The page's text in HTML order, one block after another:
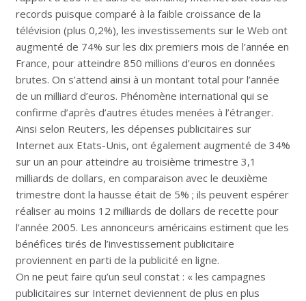
records puisque comparé à la faible croissance de la
télévision (plus 0,2%), les investissements sur le Web ont
augmenté de 74% sur les dix premiers mois de l’année en
France, pour atteindre 850 millions d’euros en données
brutes. On s’attend ainsi à un montant total pour l’année
de un milliard d’euros. Phénomène international qui se
confirme d’après d’autres études menées à l’étranger.
Ainsi selon Reuters, les dépenses publicitaires sur
Internet aux Etats-Unis, ont également augmenté de 34%
sur un an pour atteindre au troisième trimestre 3,1
milliards de dollars, en comparaison avec le deuxième
trimestre dont la hausse était de 5% ; ils peuvent espérer
réaliser au moins 12 milliards de dollars de recette pour
l’année 2005. Les annonceurs américains estiment que les
bénéfices tirés de l’investissement publicitaire
proviennent en parti de la publicité en ligne.
On ne peut faire qu’un seul constat : « les campagnes
publicitaires sur Internet deviennent de plus en plus